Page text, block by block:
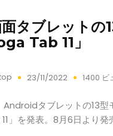
タブレット
Tab 11」
23/11/2022 1400 ビ
Androidタブレットの13
」を発表。8月6日より発